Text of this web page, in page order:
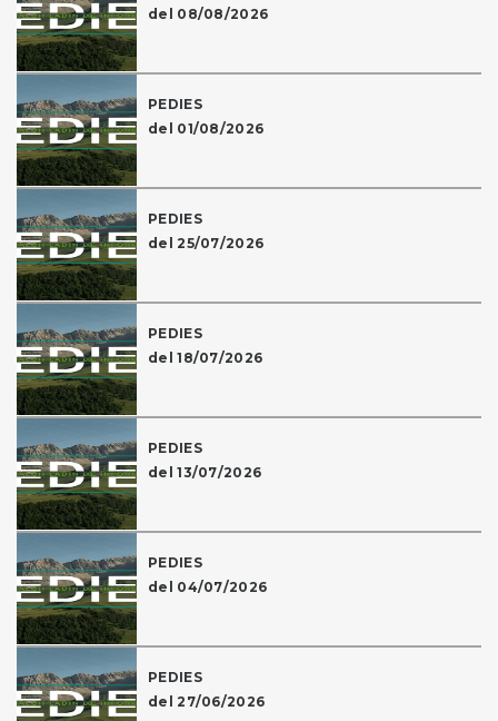
del 08/08/2026
PEDIES
del 01/08/2026
PEDIES
del 25/07/2026
PEDIES
del 18/07/2026
PEDIES
del 13/07/2026
PEDIES
del 04/07/2026
PEDIES
del 27/06/2026